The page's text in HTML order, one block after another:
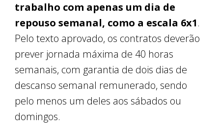
trabalho com apenas um dia de
repouso semanal, como a escala 6x1.
Pelo texto aprovado, os contratos deverão
prever jornada máxima de 40 horas
semanais, com garantia de dois dias de
descanso semanal remunerado, sendo
pelo menos um deles aos sábados ou
domingos.